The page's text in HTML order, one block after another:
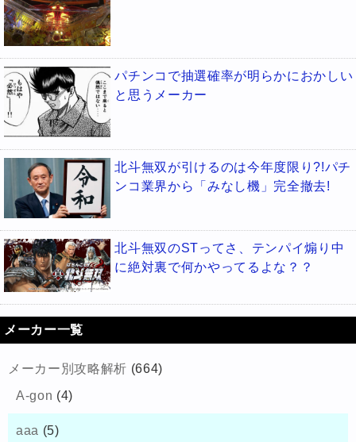
パチンコで抽選確率が明らかにおかしい
と思うメーカー
北斗無双が引けるのは今年度限り?!パチ
ンコ業界から「みなし機」完全撤去!
北斗無双のSTってさ、テンパイ煽り中
に絶対裏で何かやってるよな？？
メーカー一覧
メーカー別攻略解析 (664)
A-gon (4)
aaa (5)